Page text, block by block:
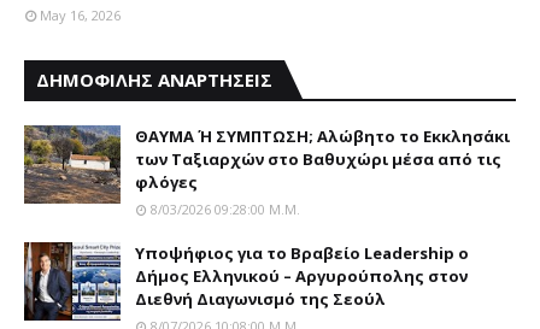
May 16, 2026
ΔΗΜΟΦΙΛΗΣ ΑΝΑΡΤΗΣΕΙΣ
ΘΑΥΜΑ Ή ΣΥΜΠΤΩΣΗ; Aλώβητο το Eκκλησάκι
των Tαξιαρχών στο Bαθυχώρι μέσα από τις
φλόγες
8/03/2026 09:28:00 Μ.μ.
Yποψήφιος για το Bραβείο Leadership ο
Δήμος Ελληνικού – Αργυρούπολης στον
Διεθνή Διαγωνισμό της Σεούλ